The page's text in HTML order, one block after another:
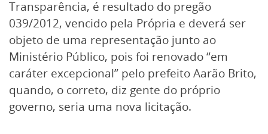
Transparência, é resultado do pregão
039/2012, vencido pela Própria e deverá ser
objeto de uma representação junto ao
Ministério Público, pois foi renovado “em
caráter excepcional” pelo prefeito Aarão Brito,
quando, o correto, diz gente do próprio
governo, seria uma nova licitação.